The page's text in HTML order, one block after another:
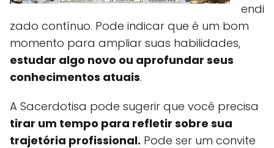
endi
zado contínuo. Pode indicar que é um bom
momento para ampliar suas habilidades,
estudar algo novo ou aprofundar seus
conhecimentos atuais.
A Sacerdotisa pode sugerir que você precisa
tirar um tempo para refletir sobre sua
trajetória profissional. Pode ser um convite